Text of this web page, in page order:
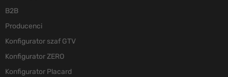
B2B
Producenci
Konfigurator szaf GTV
Konfigurator ZERO
Konfigurator Placard